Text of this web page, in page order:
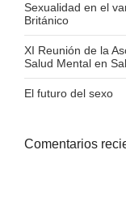
Sexualidad en el
Británico
XI Reunión de la
Salud Mental en
El futuro del sexo
Comentarios